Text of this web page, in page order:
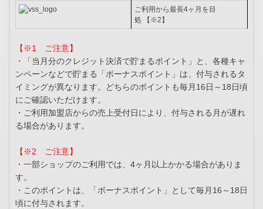
ご利用から最長4ヶ月を目
処 【※2】
【※1 ご注意】
・「当月分のクレジット決済で貯まるポイント」と、各種キャ
ンペーンなどで貯まる「ボーナスポイント」は、付与されるタ
イミングが異なります。どちらのポイントも毎月16日～18日頃
にご確認いただけます。
・ご利用加盟店からの売上受付日により、付与される月が遅れ
る場合があります。
【※2 ご注意】
・一部ショップのご利用では、4ヶ月以上かかる場合がありま
す。
・このポイントは、「ボーナスポイント」として毎月16～18日
頃に付与されます。